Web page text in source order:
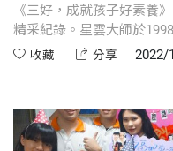
《三好，成就孩子好素養
精采紀錄。星雲大師於
好心」的「三好運動」，
信託星雲大師教育基金」
收藏 分享 2022/